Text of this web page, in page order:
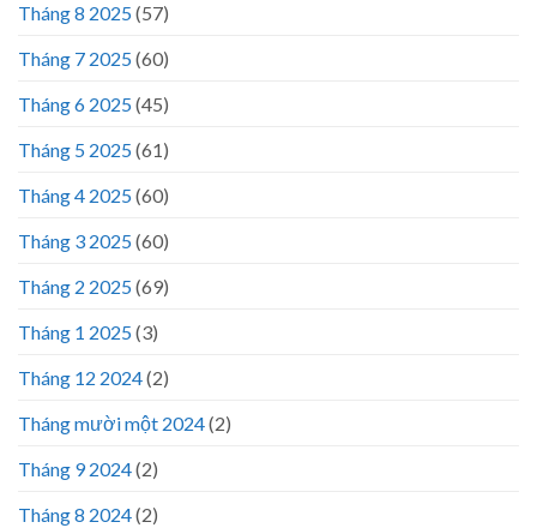
Tháng 8 2025(57)
Tháng 7 2025(60)
Tháng 6 2025(45)
Tháng 5 2025(61)
Tháng 4 2025(60)
Tháng 3 2025(60)
Tháng 2 2025(69)
Tháng 1 2025(3)
Tháng 12 2024(2)
Tháng mười một 2024(2)
Tháng 9 2024(2)
Tháng 8 2024(2)